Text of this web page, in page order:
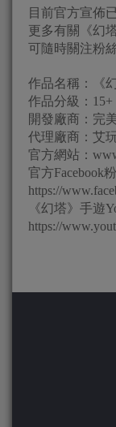
目前官方宣佈
更多有關《幻
可隨時關注粉
作品名稱：《
作品分級：15+
開發廠商：完
代理廠商：艾
官方網站：
官方Facebook
https://
《幻塔》手遊
https://